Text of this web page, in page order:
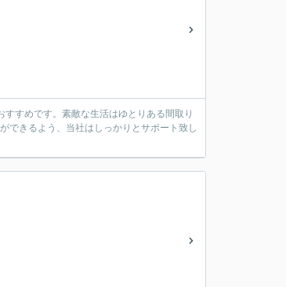
すめです。素敵な生活はゆとりある間取り
できるよう、当社はしっかりとサポート致し